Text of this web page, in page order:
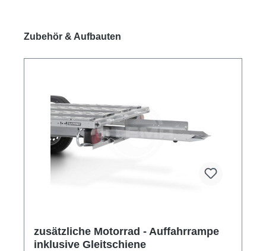
Produktgalerie überspringen
Zubehör & Aufbauten
zusätzliche Motorrad - Auffahrrampe
inklusive Gleitschiene